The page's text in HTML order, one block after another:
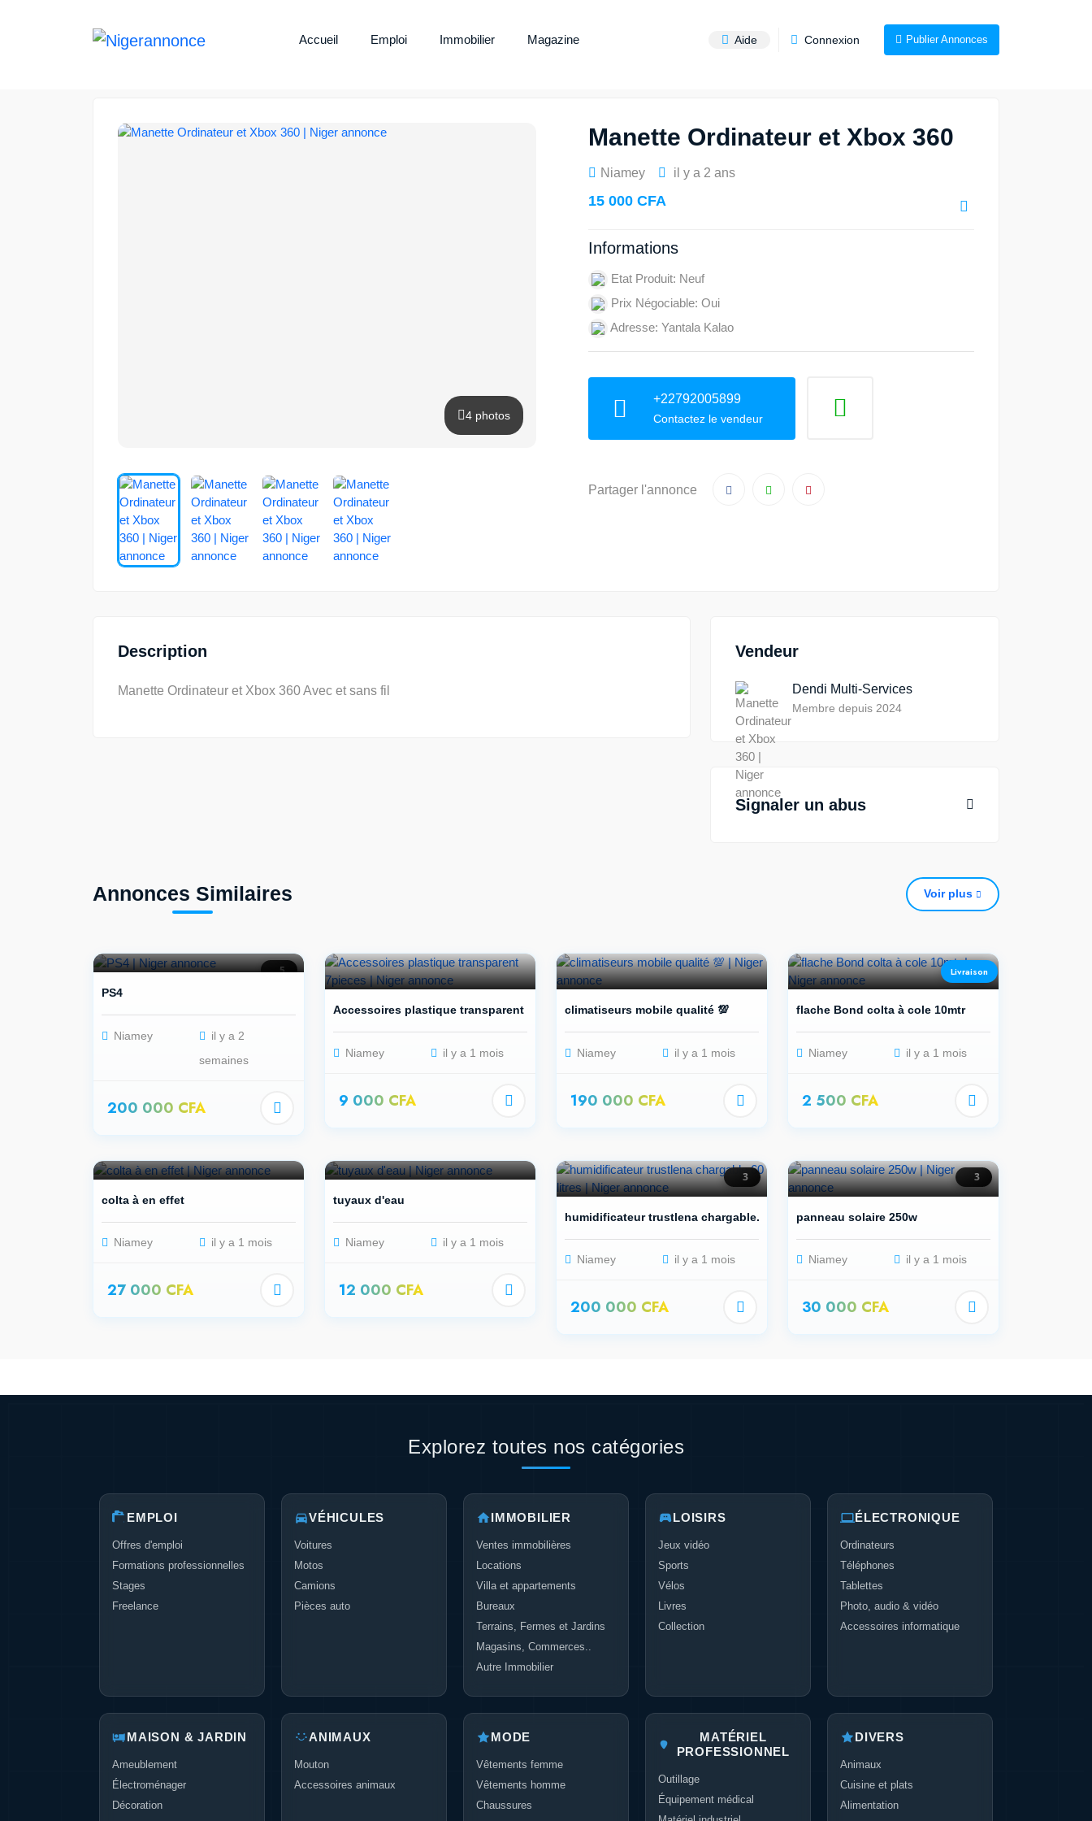
Accueil Emploi Immobilier Magazine Aide Connexion Publier Annonces
4 photos
Manette Ordinateur et Xbox 360
Niamey il y a 2 ans
15 000 CFA
Informations
Etat Produit: Neuf
Prix Négociable: Oui
Adresse: Yantala Kalao
+22792005899
Contactez le vendeur
Partager l'annonce
Description
Manette Ordinateur et Xbox 360 Avec et sans fil
Vendeur
Dendi Multi-Services
Membre depuis 2024
Signaler un abus
Annonces Similaires Voir plus
5
PS4
Niamey
il y a 2
semaines
200 000 CFA
Accessoires plastique transparent 7...
Niamey il y a 1 mois
9 000 CFA
climatiseurs mobile qualité 💯
Niamey il y a 1 mois
190 000 CFA
2
Livraison
flache Bond colta à cole 10mtr
Niamey il y a 1 mois
2 500 CFA
colta à en effet
Niamey il y a 1 mois
27 000 CFA
tuyaux d'eau
Niamey il y a 1 mois
12 000 CFA
3
humidificateur trustlena chargable...
Niamey il y a 1 mois
200 000 CFA
3
panneau solaire 250w
Niamey il y a 1 mois
30 000 CFA
Explorez toutes nos catégories
EMPLOI
Offres d'emploi
Formations professionnelles
Stages
Freelance
VÉHICULES
Voitures
Motos
Camions
Pièces auto
IMMOBILIER
Ventes immobilières
Locations
Villa et appartements
Bureaux
Terrains, Fermes et Jardins
Magasins, Commerces..
Autre Immobilier
LOISIRS
Jeux vidéo
Sports
Vélos
Livres
Collection
ÉLECTRONIQUE
Ordinateurs
Téléphones
Tablettes
Photo, audio & vidéo
Accessoires informatique
MAISON & JARDIN
Ameublement
Électroménager
Décoration
ANIMAUX
Mouton
Accessoires animaux
MODE
Vêtements femme
Vêtements homme
Chaussures
MATÉRIEL
PROFESSIONNEL
Outillage
Équipement médical
DIVERS
Animaux
Cuisine et plats
Alimentation